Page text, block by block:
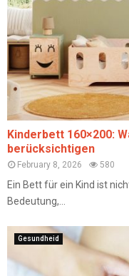
Kinderbett 160×200:
berücksichtigen
February 8, 2026 580
Ein Bett für ein Kind ist
Bedeutung,...
Gesundheid